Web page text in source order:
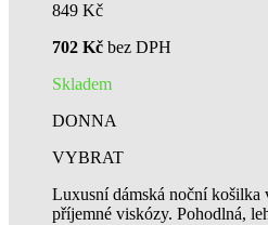
849 Kč
702 Kč bez DPH
Skladem
DONNA
VYBRAT
Luxusní dámská noční košilka
příjemné viskózy. Pohodlná,